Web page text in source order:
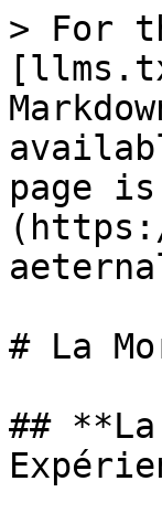
> For
page
# La
##